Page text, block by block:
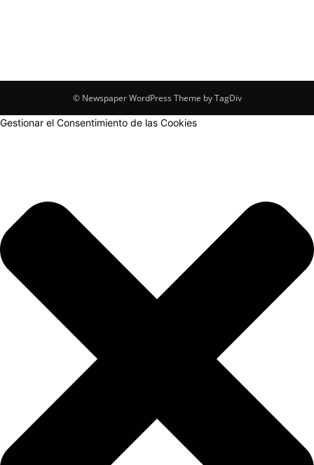
© Newspaper WordPress Theme by TagDiv
Gestionar el Consentimiento de las Cookies